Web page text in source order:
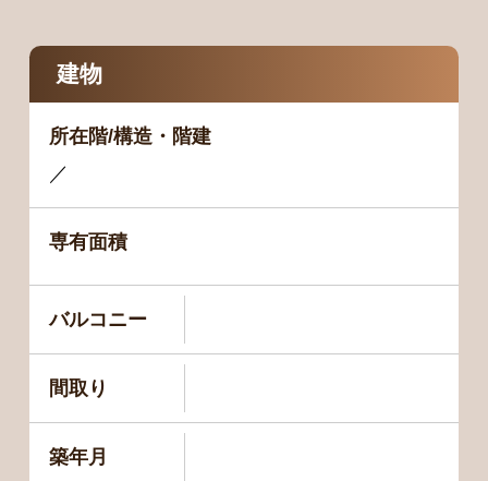
建物
所在階/構造・階建
／
専有面積
バルコニー
間取り
築年月